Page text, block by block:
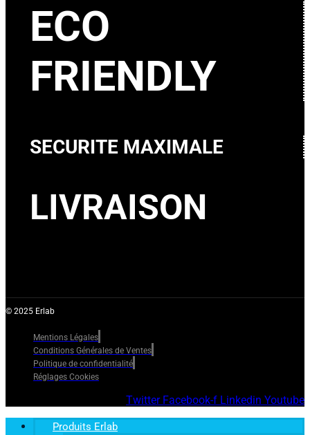
ECO
FRIENDLY
SECURITE MAXIMALE
LIVRAISON
© 2025 Erlab
Mentions Légales
Conditions Générales de Ventes
Politique de confidentialité
Réglages Cookies
Twitter Facebook-f Linkedin Youtube
Produits Erlab